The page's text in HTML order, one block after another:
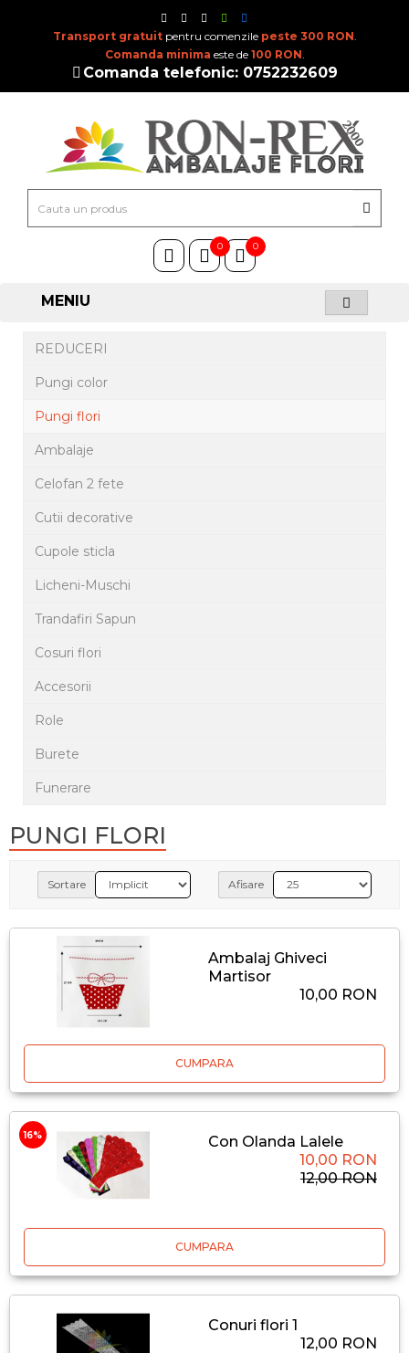
Transport gratuitpentru comenzile peste 300 RON.
Comanda minima este de 100 RON.
Comanda telefonic: 0752232609
0 0
MENIU
REDUCERI
Pungi color
Pungi flori
Ambalaje
Celofan 2 fete
Cutii decorative
Cupole sticla
Licheni-Muschi
Trandafiri Sapun
Cosuri flori
Accesorii
Role
Burete
Funerare
PUNGI FLORI
Sortare Afisare
Ambalaj Ghiveci
Martisor
10,00 RON
CUMPARA
16%
Con Olanda Lalele
10,00 RON
12,00 RON
CUMPARA
Conuri flori 1
12,00 RON